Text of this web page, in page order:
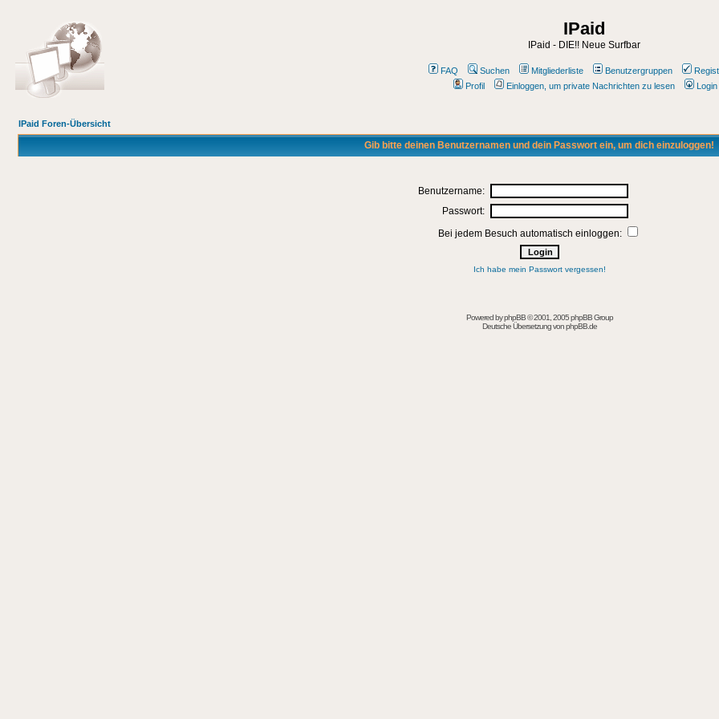
IPaid
IPaid - DIE!! Neue Surfbar
FAQ Suchen Mitgliederliste Benutzergruppen
Profil
Einloggen, um private Nachrichten zu lesen Login
IPaid Foren-Übersicht
Gib bitte deinen Benutzernamen und dein Passwort ein, um dich einzuloggen!
Benutzername:
Passwort:
Bei jedem Besuch automatisch einloggen:
Ich habe mein Passwort vergessen!
Powered byphpBB© 2001, 2005 phpBB Group
Deutsche Übersetzung vonphpBB.de